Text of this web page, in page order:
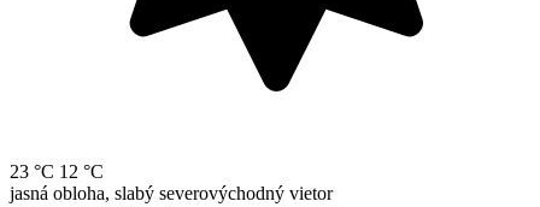
23 °C 12 °C
jasná obloha, slabý severovýchodný vietor